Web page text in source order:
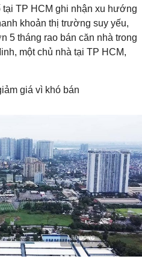
tại TP HCM ghi nhận xu hướng
khoản thị trường suy yếu,
5 tháng rao bán căn nhà trong
một chủ nhà tại TP HCM,
giá vì khó bán